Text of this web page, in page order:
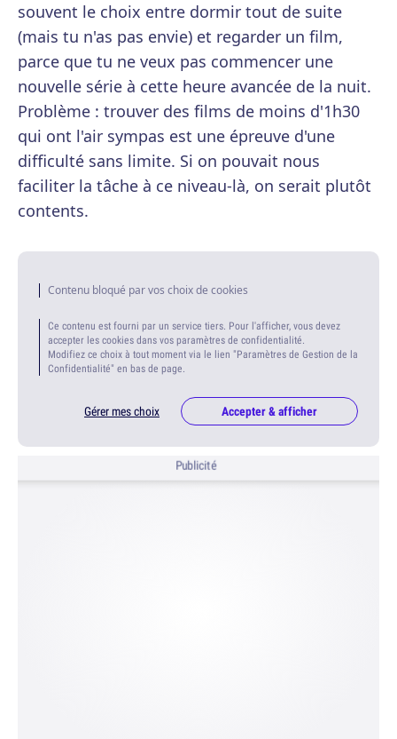
souvent le choix entre dormir tout de suite
(mais tu n'as pas envie) et regarder un film,
parce que tu ne veux pas commencer une
nouvelle série à cette heure avancée de la nuit.
Problème : trouver des films de moins d'1h30
qui ont l'air sympas est une épreuve d'une
difficulté sans limite. Si on pouvait nous
faciliter la tâche à ce niveau-là, on serait plutôt
contents.
Contenu bloqué par vos choix de cookies
Ce contenu est fourni par un service tiers. Pour l'afficher, vous devez
accepter les cookies dans vos paramètres de confidentialité.
Modifiez ce choix à tout moment via le lien "Paramètres de Gestion de la
Confidentialité" en bas de page.
Gérer mes choix Accepter & afficher
Publicité